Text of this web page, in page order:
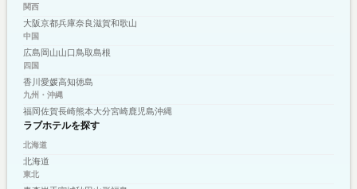
関西
大阪京都兵庫奈良滋賀和歌山
中国
広島 岡山山口鳥取島根
四国
香川 愛媛高知徳島
九州・沖縄
福岡佐賀長崎熊本大分宮崎鹿児島沖縄
ラブホテルを探す
北海道
北海道
東北